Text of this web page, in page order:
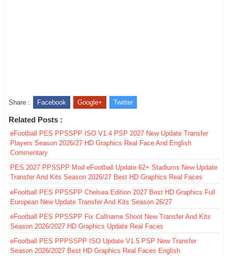
Share : Facebook Google+ Twitter
Related Posts :
eFootball PES PPSSPP ISO V1.4 PSP 2027 New Update Transfer
Players Season 2026/27 HD Graphics Real Face And English
Commentary
PES 2027 PPSSPP Mod eFootball Update 62+ Stadiums New Update
Transfer And Kits Season 2026/27 Best HD Graphics Real Faces
eFootball PES PPSSPP Chelsea Edition 2027 Best HD Graphics Full
European New Update Transfer And Kits Season 26/27
eFootball PES PPSSPP Fix Callname Shoot New Transfer And Kits
Season 2026/2027 HD Graphics Update Real Faces
eFootball PES PPPSSPP ISO Update V1.5 PSP New Transfer
Season 2026/2027 Best HD Graphics Real Faces English